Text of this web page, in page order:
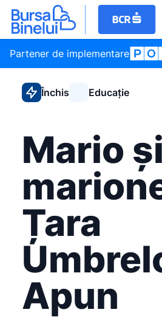
Partener de implementare
Închis Educație
Mario și
Țara
Apun